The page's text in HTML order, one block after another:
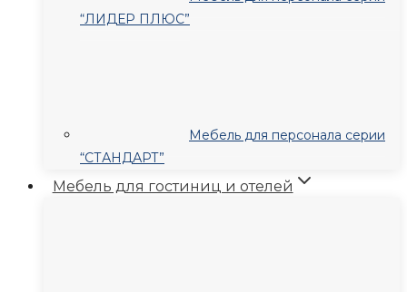
“ЛИДЕР ПЛЮС”
Мебель для персонала серии
“СТАНДАРТ”
Мебель для гостиниц и отелей